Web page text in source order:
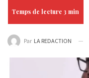
Par LA REDACTION